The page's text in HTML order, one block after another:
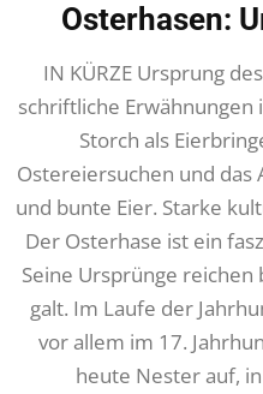
Osterhasen:
IN KÜRZE Ursprung
schriftliche Erwähnungen
Storch als
Ostereiersuchen und
und bunte Eier. Starke
Der Osterhase ist ein
Seine Ursprünge
galt. Im Laufe der
vor allem im 17.
heute Nester auf,